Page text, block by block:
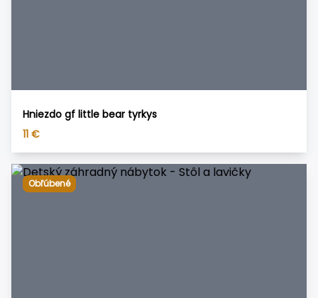
Hniezdo gf little bear tyrkys
11 €
Obľúbené